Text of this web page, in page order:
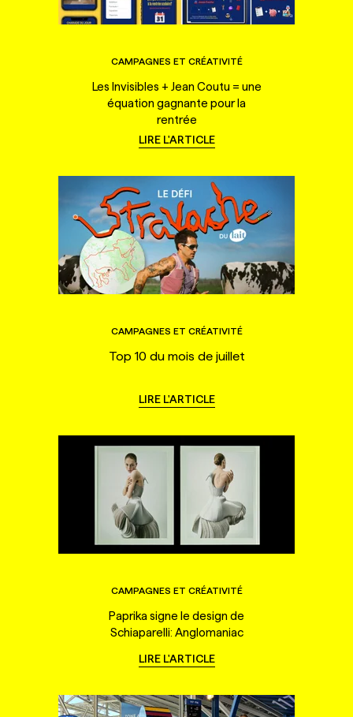
CAMPAGNES ET CRÉATIVITÉ
Les Invisibles + Jean Coutu = une
équation gagnante pour la
rentrée
LIRE L'ARTICLE
CAMPAGNES ET CRÉATIVITÉ
Top 10 du mois de juillet
LIRE L'ARTICLE
CAMPAGNES ET CRÉATIVITÉ
Paprika signe le design de
Schiaparelli: Anglomaniac
LIRE L'ARTICLE